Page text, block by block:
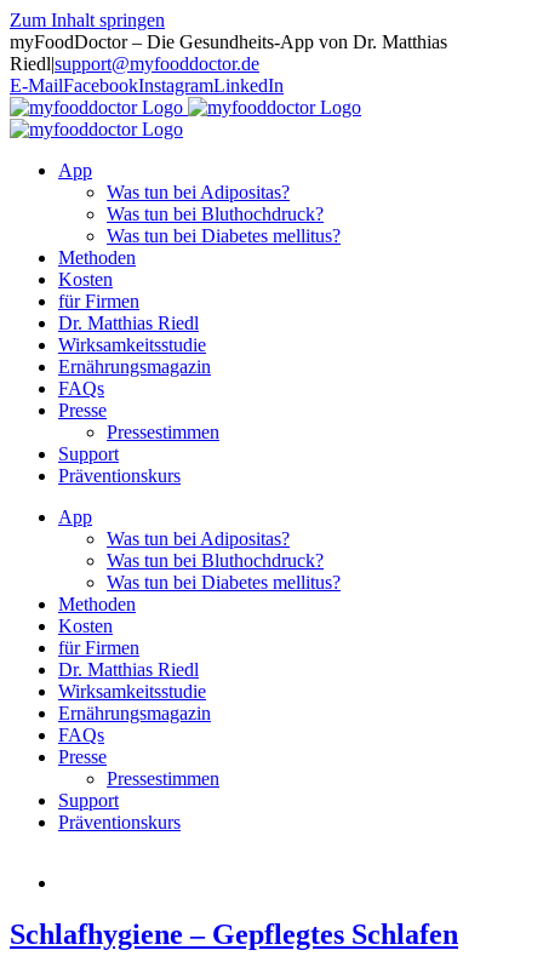
Zum Inhalt springen
myFoodDoctor – Die Gesundheits-App von Dr. Matthias
Riedl|support@myfooddoctor.de
E-MailFacebookInstagramLinkedIn
App
Was tun bei Adipositas?
Was tun bei Bluthochdruck?
Was tun bei Diabetes mellitus?
Methoden
Kosten
für Firmen
Dr. Matthias Riedl
Wirksamkeitsstudie
Ernährungsmagazin
FAQs
Presse
Pressestimmen
Support
Präventionskurs
App
Was tun bei Adipositas?
Was tun bei Bluthochdruck?
Was tun bei Diabetes mellitus?
Methoden
Kosten
für Firmen
Dr. Matthias Riedl
Wirksamkeitsstudie
Ernährungsmagazin
FAQs
Presse
Pressestimmen
Support
Präventionskurs
Schlafhygiene – Gepflegtes Schlafen